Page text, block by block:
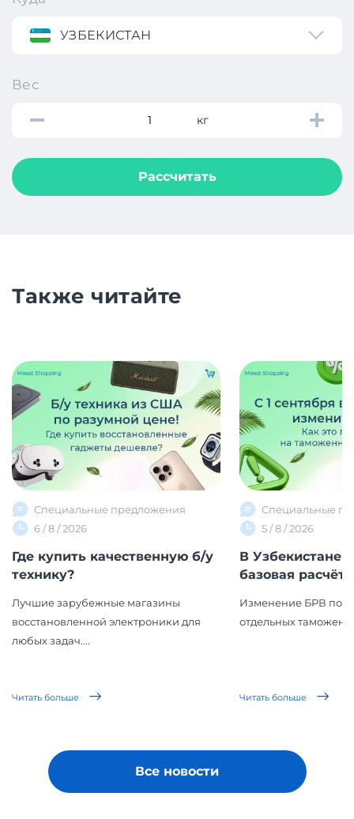
УЗБЕКИСТАН
Вес
кг
Рассчитать
Также читайте
Специальные предложения
6 / 8 / 2026
Где купить качественную б/у
технику?
Лучшие зарубежные магазины
восстановленной электроники для
любых задач....
Читать больше
Специальные
5 / 8 / 2026
В Узбекистане
базовая
Изменение БРВ
отдельных
Читать больше
Все новости